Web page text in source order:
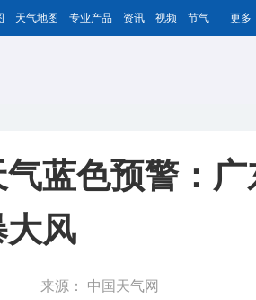
天气地图 专业产品 资讯 视频 节气 更多
蓝色预警：
大风
来源： 中国天气网